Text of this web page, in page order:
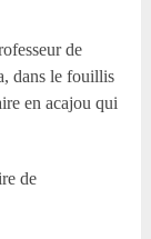
de
dans le fouillis
en acajou qui
de